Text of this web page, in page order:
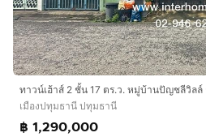
เมืองปทุมธานี ปทุมธานี
฿ 1,290,000